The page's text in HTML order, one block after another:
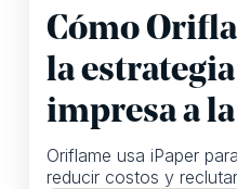
Cómo
la
impresa a
Oriflame usa iPaper
reducir costos y